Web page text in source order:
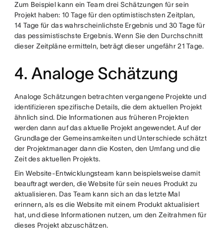
Zum Beispiel kann ein Team drei Schätzungen für sein
Projekt haben: 10 Tage für den optimistischsten Zeitplan,
14 Tage für das wahrscheinlichste Ergebnis und 30 Tage für
das pessimistischste Ergebnis. Wenn Sie den Durchschnitt
dieser Zeitpläne ermitteln, beträgt dieser ungefähr 21 Tage.
4. Analoge Schätzung
Analoge Schätzungen betrachten vergangene Projekte und
identifizieren spezifische Details, die dem aktuellen Projekt
ähnlich sind. Die Informationen aus früheren Projekten
werden dann auf das aktuelle Projekt angewendet. Auf der
Grundlage der Gemeinsamkeiten und Unterschiede schätzt
der Projektmanager dann die Kosten, den Umfang und die
Zeit des aktuellen Projekts.
Ein Website-Entwicklungsteam kann beispielsweise damit
beauftragt werden, die Website für sein neues Produkt zu
aktualisieren. Das Team kann sich an das letzte Mal
erinnern, als es die Website mit einem Produkt aktualisiert
hat, und diese Informationen nutzen, um den Zeitrahmen für
dieses Projekt abzuschätzen.